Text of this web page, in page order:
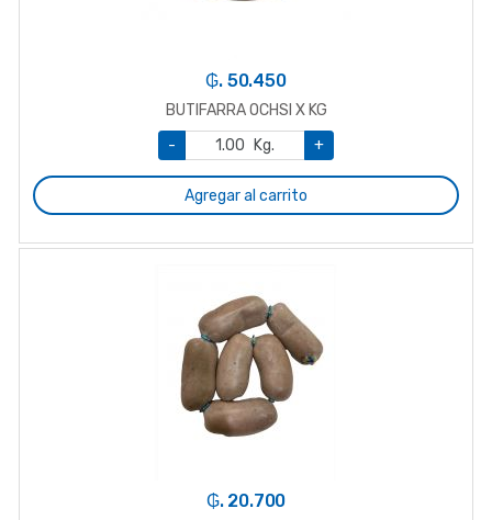
₲. 50.450
BUTIFARRA OCHSI X KG
-
Kg. +
Agregar al carrito
₲. 20.700